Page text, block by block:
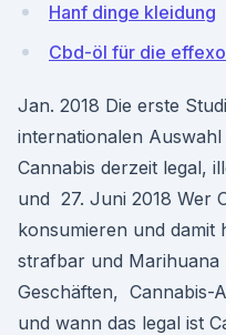
Hanf dinge kleidung
Cbd-öl für die
Jan. 2018 Die erste
internationalen
Cannabis derzeit legal,
und 27. Juni 2018 Wer
konsumieren und damit
strafbar und Marihuana
Geschäften, Cannabis-
und wann das legal ist